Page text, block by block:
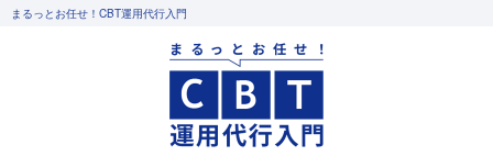
まるっとお任せ！CBT運用代行入門